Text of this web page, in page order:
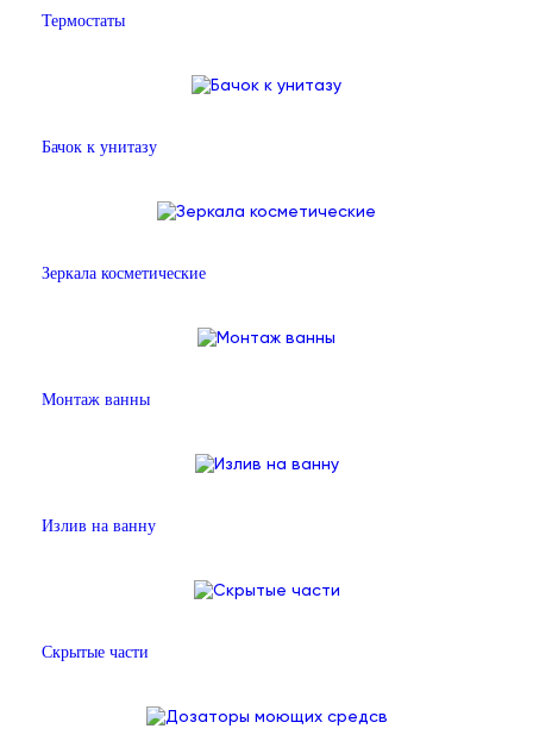
Термостаты
Бачок к унитазу
Зеркала косметические
Монтаж ванны
Излив на ванну
Скрытые части